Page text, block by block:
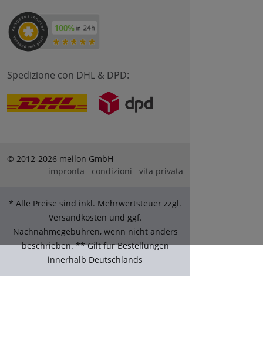
Spedizione con DHL & DPD:
© 2012-2026 meilon GmbH
impronta
condizioni vita privata
* Alle Preise sind inkl. Mehrwertsteuer zzgl.
Versandkosten und ggf.
Nachnahmegebühren, wenn nicht anders
beschrieben. ** Gilt für Bestellungen
innerhalb Deutschlands